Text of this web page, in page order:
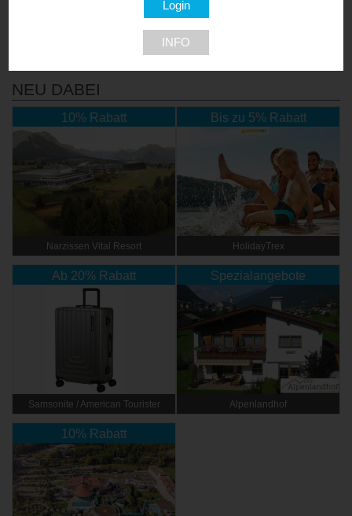
1010 Wien
NEU DABEI
10% Rabatt
Narzissen Vital Resort
Bis zu 5% Rabatt
HolidayTrex
Ab 20% Rabatt
Samsonite / American Tourister
Spezialangebote
Alpenlandhof
10% Rabatt
INFO